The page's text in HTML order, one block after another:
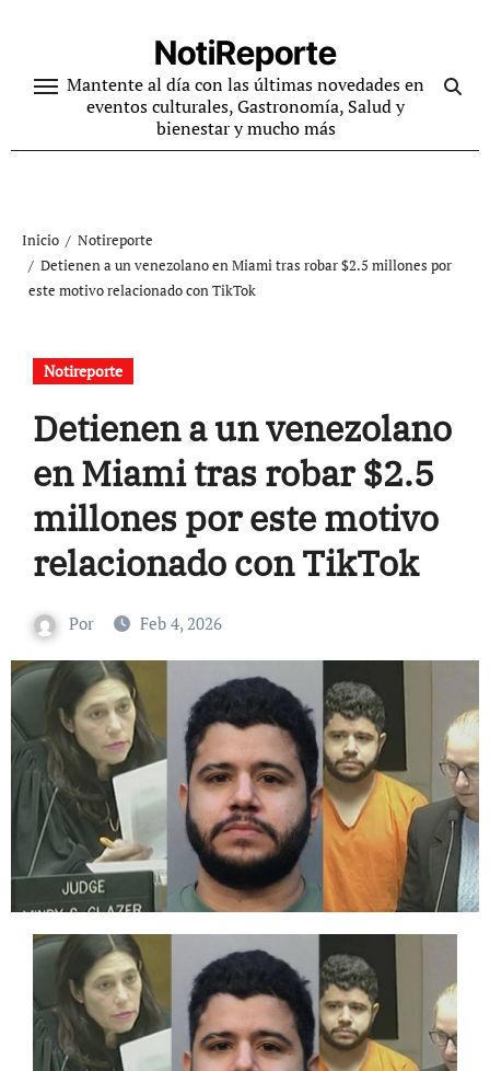
contenido
NotiReporte
Mantente al día con las últimas novedades en
eventos culturales, Gastronomía, Salud y
bienestar y mucho más
Inicio
Notireporte
Detienen a un venezolano en Miami tras robar $2.5 millones por
este motivo relacionado con TikTok
Notireporte
Detienen a un venezolano
en Miami tras robar $2.5
millones por este motivo
relacionado con TikTok
Por Feb 4, 2026